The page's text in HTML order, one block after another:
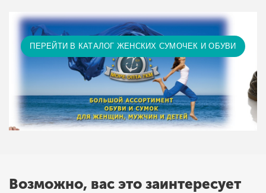
ПЕРЕЙТИ В КАТАЛОГ ЖЕНСКИХ СУМОЧЕК И ОБУВИ
Возможно, вас это заинтересует